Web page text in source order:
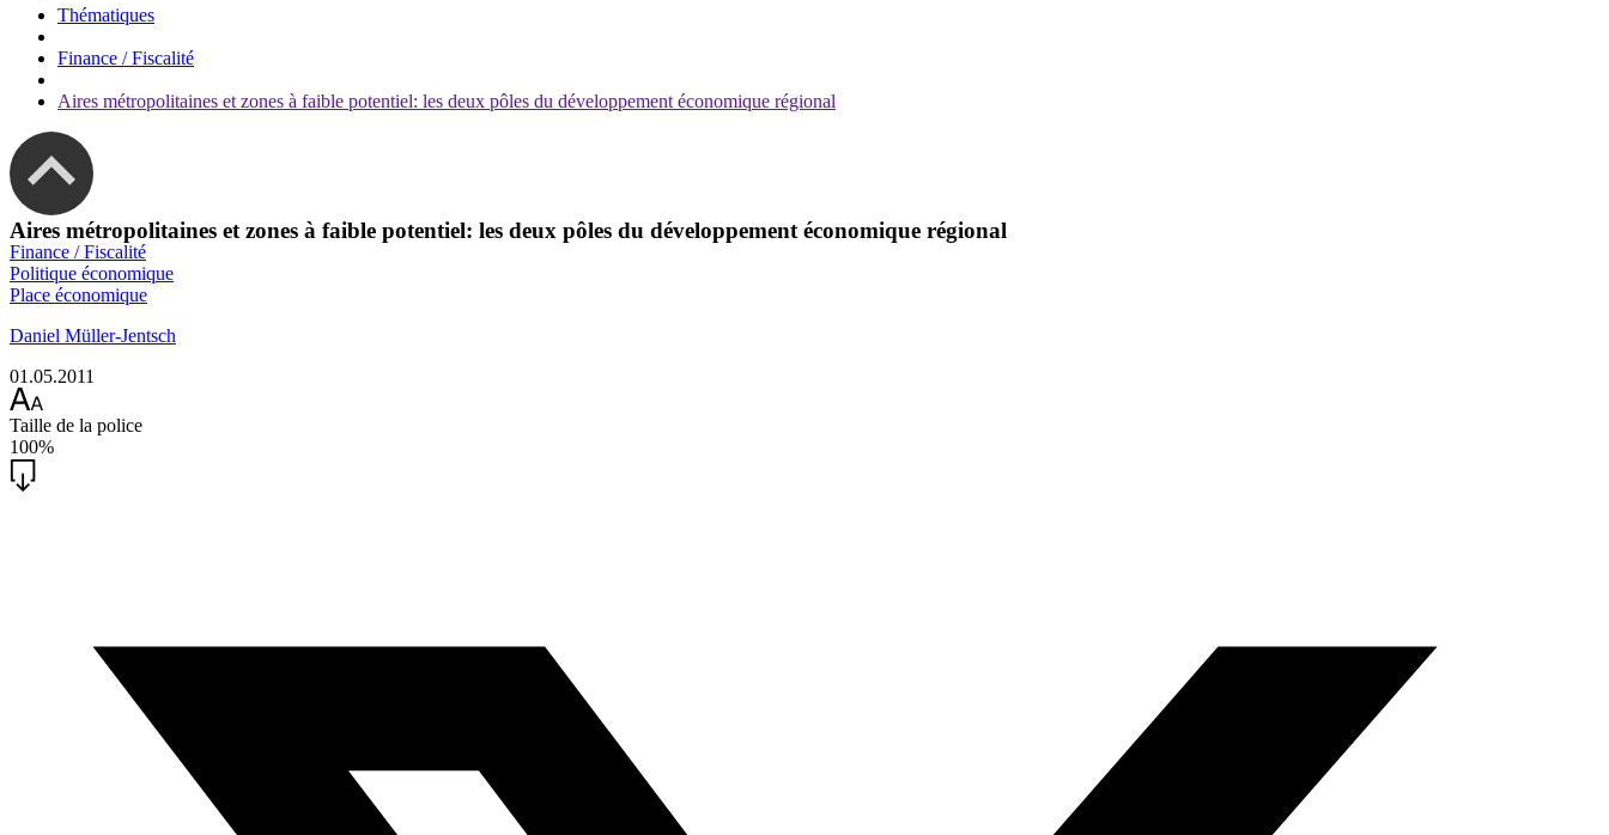
Thématiques
Finance / Fiscalité
Aires métropolitaines et zones à faible potentiel: les deux pôles du développement économique régional
Aires métropolitaines et zones à faible potentiel: les deux pôles du développement économique régional
Finance / Fiscalité
Politique économique
Place économique
Daniel Müller-Jentsch
01.05.2011
Taille de la police
100%